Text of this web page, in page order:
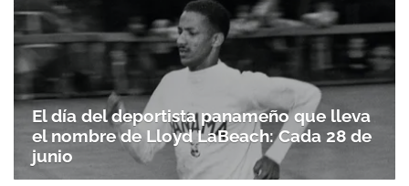
El día del deportista panameño que lleva
el nombre de Lloyd LaBeach: Cada 28 de
junio